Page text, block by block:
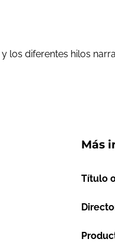
los diferentes hilos
Más
Título